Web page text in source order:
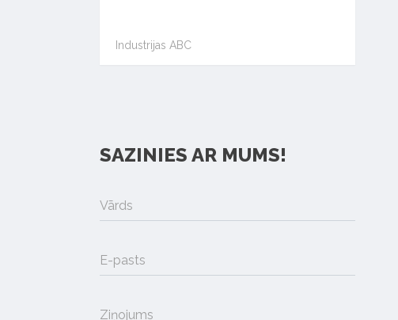
Industrijas ABC
SAZINIES AR MUMS!
Vārds
E-pasts
Ziņojums